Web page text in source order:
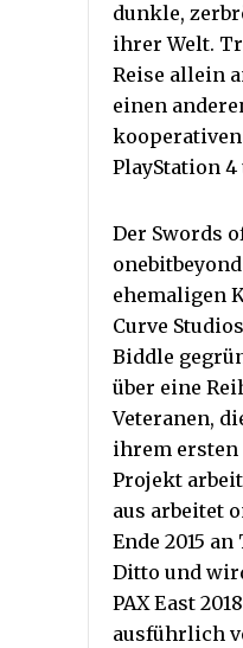
dunkle,
ihrer Welt.
Reise allein
einen
PlayStation 4
Der Swords
ehemaligen
Curve
Biddle
über eine
Veteranen,
ihrem ersten
Projekt
aus arbeitet
Ende 2015
Ditto und
PAX East
ausführlich